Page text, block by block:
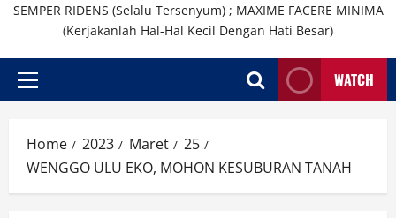
SEMPER RIDENS (Selalu Tersenyum) ; MAXIME FACERE MINIMA
(Kerjakanlah Hal-Hal Kecil Dengan Hati Besar)
WATCH
Home 2023 Maret
25
WENGGO ULU EKO, MOHON KESUBURAN TANAH